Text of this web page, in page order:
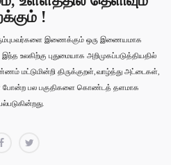
!
இணைக்கும் ஒரு இணையமாக
உலகிற்கு புதுமையாக அறிமுகப்படுத்தியதில்
மட்டுமின்றி திருக்குறள், வாழ்த்து அட்டைகள்,
போன்ற பல பகுதிகளை கொண்டத் தளமாக
Facebook